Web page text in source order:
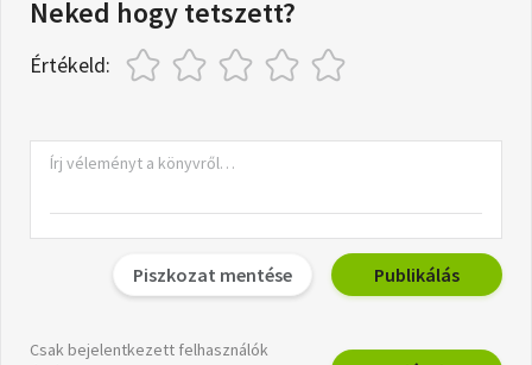
Neked hogy tetszett?
Értékeld:
Piszkozat mentése Publikálás
Csak bejelentkezett felhasználók